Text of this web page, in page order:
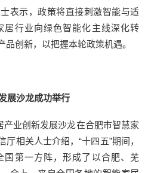
表示，政策将直接刺激智能与适
居行业向绿色智能化主线深化转
创新，以把握本轮政策机遇。
展沙龙成功举行
产业创新发展沙龙在合肥市智慧家
相关人士介绍，“十四五”期间，
国第一方阵，形成了以合肥、芜